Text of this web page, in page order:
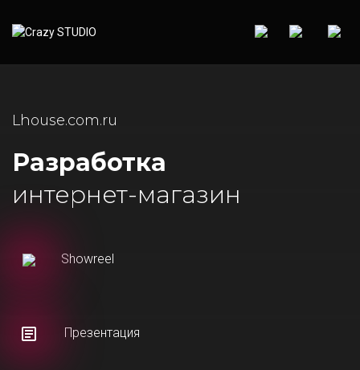
Lhouse.com.ru
Разработка
интернет-магазин
Showreel
Презентация